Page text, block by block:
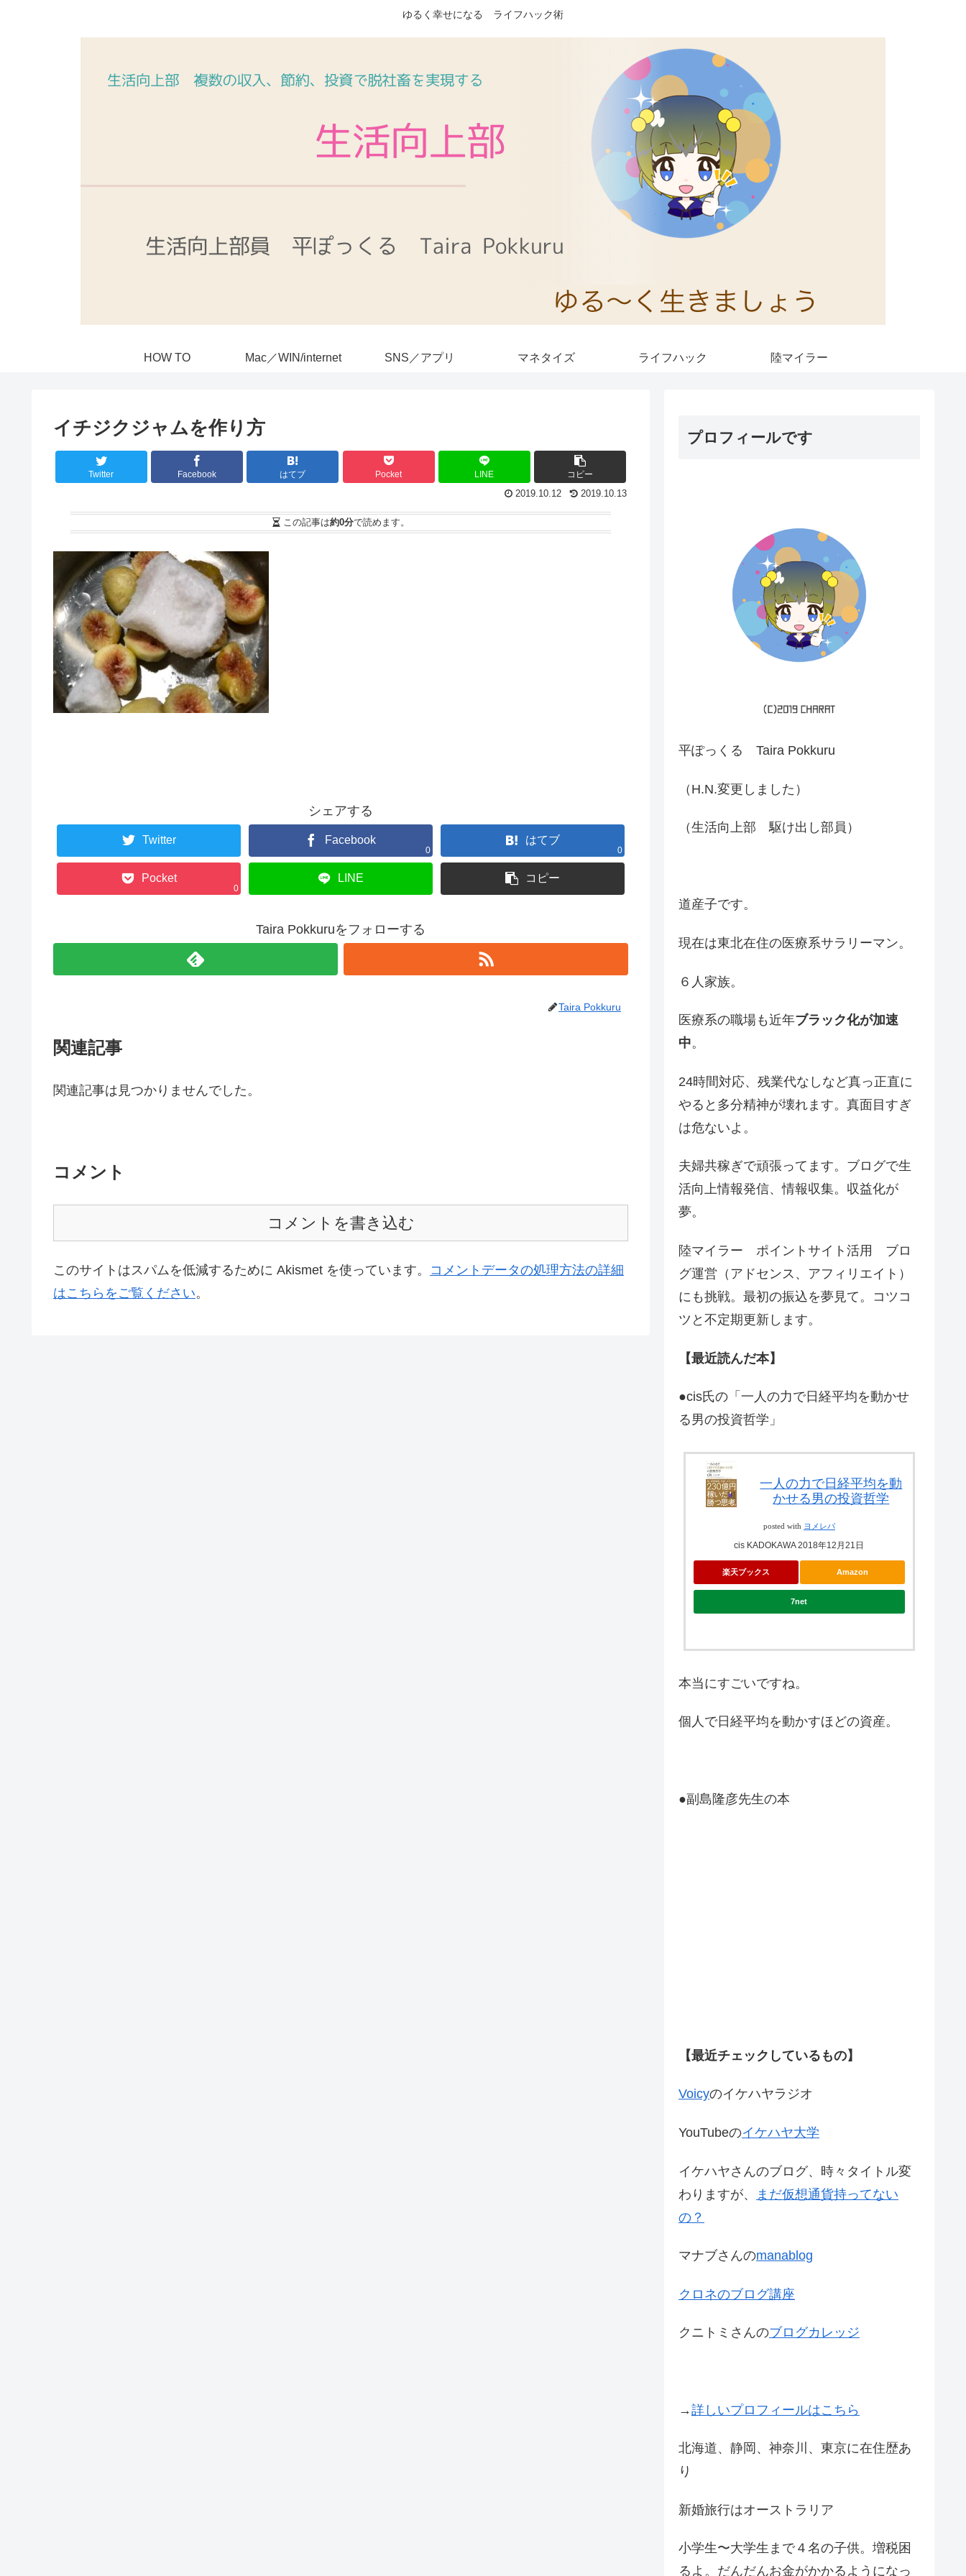
ゆるく幸せになる ライフハック術
HOW TO Mac／WIN/internet SNS／アプリ マネタイズ ライフハック 陸マイラー
イチジクジャムを作り方
Twitter Facebook はてブ Pocket LINE
コピー
2019.10.13
2019.10.12
この記事は約0分で読めます。
シェアする
Twitter Facebook
0
はてブ
0
Pocket
0
LINE コピー
Taira Pokkuruをフォローする
Taira Pokkuru
関連記事
関連記事は見つかりませんでした。
コメント
コメントを書き込む
このサイトはスパムを低減するために Akismet を使っています。 コメントデータの処理方法の詳細
はこちらをご覧ください。
プロフィールです
平ぽっくる Taira Pokkuru
（H.N.変更しました）
（生活向上部 駆け出し部員）
道産子です。
現在は東北在住の医療系サラリーマン。
６人家族。
医療系の職場も近年ブラック化が加速
中。
24時間対応、残業代なしなど真っ正直に
やると多分精神が壊れます。真面目すぎ
は危ないよ。
夫婦共稼ぎで頑張ってます。ブログで生
活向上情報発信、情報収集。収益化が
夢。
陸マイラー ポイントサイト活用 ブロ
グ運営（アドセンス、アフィリエイト）
にも挑戦。最初の振込を夢見て。コツコ
ツと不定期更新します。
【最近読んだ本】
●cis氏の「一人の力で日経平均を動かせ
る男の投資哲学」
一人の力で日経平均を動
かせる男の投資哲学
posted with ヨメレバ
cis KADOKAWA 2018年12月21日
楽天ブックス Amazon
7net
本当にすごいですね。
個人で日経平均を動かすほどの資産。
●副島隆彦先生の本
【最近チェックしているもの】
Voicyのイケハヤラジオ
YouTubeのイケハヤ大学
イケハヤさんのブログ、時々タイトル変
わりますが、
まだ仮想通貨持ってない
の？
マナブさんのmanablog
クロネのブログ講座
クニトミさんのブログカレッジ
→詳しいプロフィールはこちら
北海道、静岡、神奈川、東京に在住歴あ
り
新婚旅行はオーストラリア
小学生〜大学生まで４名の子供。増税困
るよ。だんだんお金がかかるようになっ